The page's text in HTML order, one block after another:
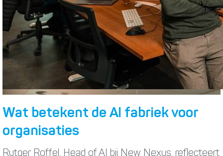
Wat betekent de AI fabriek voor
organisaties
Rutger Roffel, Head of AI bij New Nexus, reflecteert